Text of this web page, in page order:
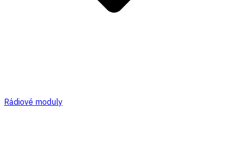
Rádiové moduly